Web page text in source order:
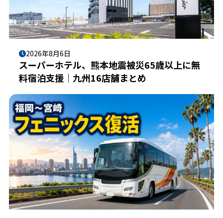
2026年8月6日
スーパーホテル、熊本地震被災65歳以上に無
料宿泊支援｜九州16店舗まとめ